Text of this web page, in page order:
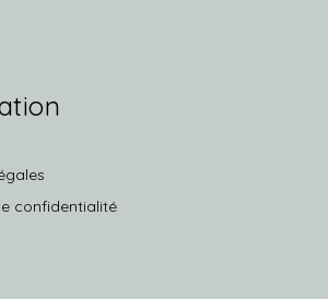
confidentialité